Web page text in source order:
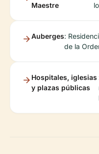
Maestre
Auberges:
de la
Hospitales, iglesias
y plazas públicas